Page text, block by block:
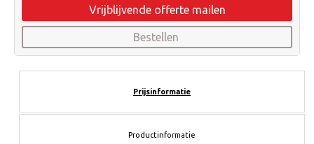
Vrijblijvende offerte mailen
Bestellen
Prijsinformatie
Productinformatie